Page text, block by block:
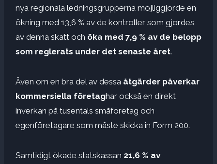
nya regionala ledningsgrupperna möjliggjorde en
ökning med 13,6 % av de kontroller som gjordes
av denna skatt och öka med 7,9 % av de belopp
som reglerats under det senaste året.
Även om en bra del av dessa åtgärder påverkar
kommersiella företaghar också en direkt
inverkan på tusentals småföretag och
egenföretagare som måste skicka in Form 200.
Samtidigt ökade statskassan 21,6 % av